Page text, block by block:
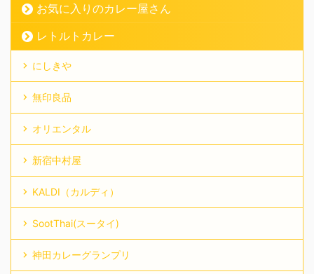
お気に入りのカレー屋さん
レトルトカレー
にしきや
無印良品
オリエンタル
新宿中村屋
KALDI（カルディ）
SootThai(スータイ)
神田カレーグランプリ